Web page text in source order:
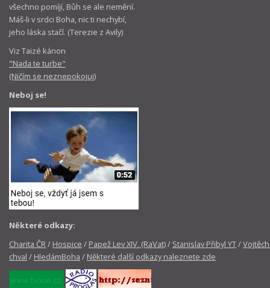
všechno pomíjí, Bůh se ale nemění.
Máš-li v srdci Boha, nic ti nechybí,
jeho láska stačí. (Terezie z Avily)
Viz Taizé kánon
"Nada te turbe"
(Ničím se neznepokojuj)
Neboj se!
Některé odkazy:
Charita ČR/ Hospice / Papež Lev XIV. (RaVat)/ Stanislav Přibyl YT/
chval / HledámBoha / Některé další odkazy naleznete zde